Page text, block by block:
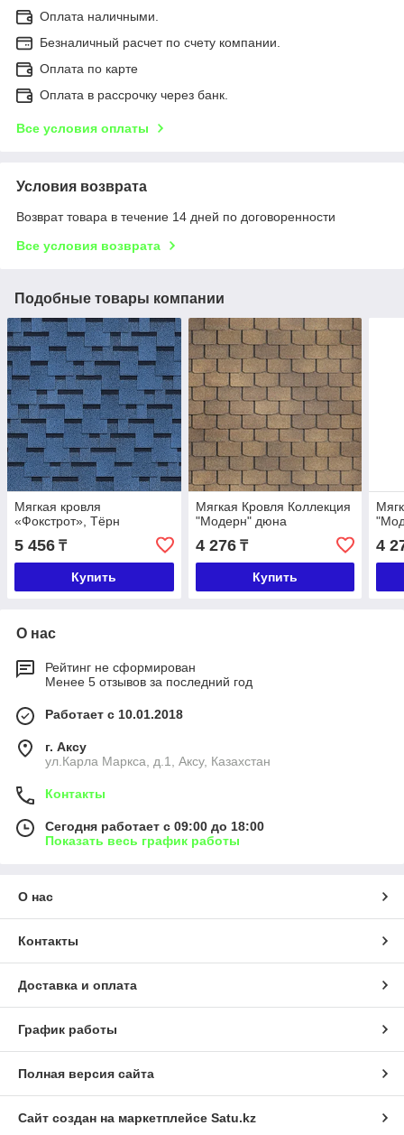
Оплата наличными.
Безналичный расчет по счету компании.
Оплата по карте
Оплата в рассрочку через банк.
Все условия оплаты
Условия возврата
Возврат товара в течение 14 дней по договоренности
Все условия возврата
Подобные товары компании
Мягкая кровля
«Фокстрот», Тёрн
5 456 ₸
Купить
Мягкая Кровля Коллекция
"Модерн" дюна
4 276₸
Купить
4
О нас
Рейтинг не сформирован
Менее 5 отзывов за последний год
Работает с 10.01.2018
г. Аксу
ул.Карла Маркса, д.1, Аксу, Казахстан
Контакты
Сегодня работает с 09:00 до 18:00
Показать весь график работы
О нас
Контакты
Доставка и оплата
График работы
Полная версия сайта
Сайт создан на маркетплейсе Satu.kz